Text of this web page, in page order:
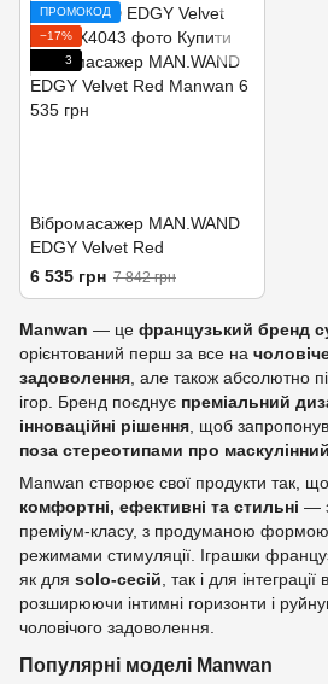
ПРОМОКОД
−17%
3
Вібромасажер MAN.WAND
EDGY Velvet Red
6 535 грн 7 842 грн
Manwan — це французький бренд
орієнтований перш за все на
задоволення, але також абсолютно
ігор. Бренд поєднує преміальний
інноваційні рішення, щоб
поза стереотипами про
Manwan створює свої продукти так,
комфортні, ефективні та стильні —
преміум‑класу, з продуманою
режимами стимуляції. Іграшки
як для solo‑сесій, так і для
розширюючи інтимні горизонти і
чоловічого задоволення.
Популярні моделі Manwan